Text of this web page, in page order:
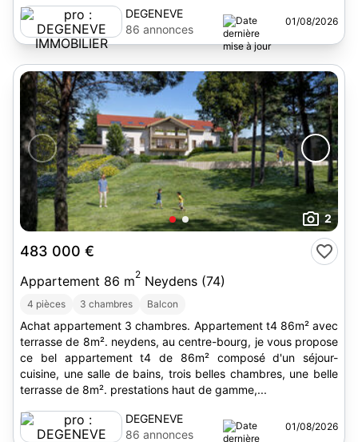
DEGENEVE
IMMOBILIER
86 annonces
01/08/2026
2
483 000 €
Appartement 86 m2 Neydens (74)
4 pièces 3 chambres Balcon
Achat appartement 3 chambres. Appartement t4 86m² avec
terrasse de 8m². neydens, au centre-bourg, je vous propose
ce bel appartement t4 de 86m² composé d'un séjour-
cuisine, une salle de bains, trois belles chambres, une belle
terrasse de 8m². prestations haut de gamme,...
DEGENEVE
IMMOBILIER
86 annonces
01/08/2026